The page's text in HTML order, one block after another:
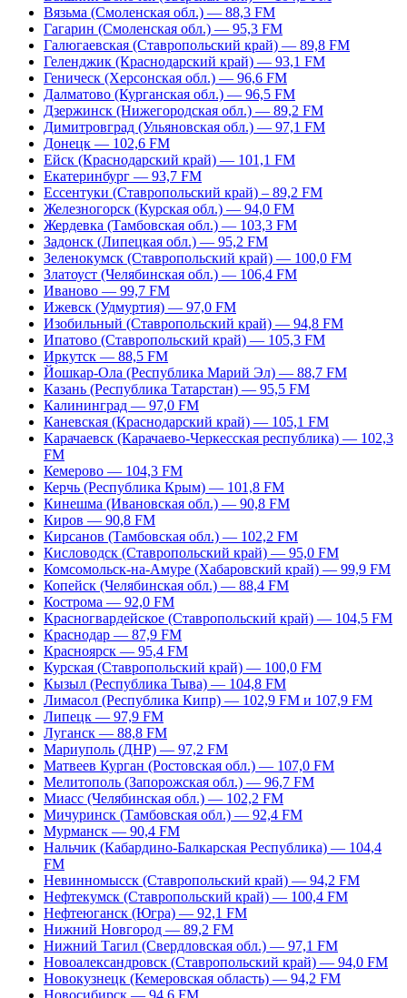
Вязьма (Смоленская обл.) — 88,3 FM
Гагарин (Смоленская обл.) — 95,3 FM
Галюгаевская (Ставропольский край) — 89,8 FM
Геленджик (Краснодарский край) — 93,1 FM
Геническ (Херсонская обл.) — 96,6 FM
Далматово (Курганская обл.) — 96,5 FM
Дзержинск (Нижегородская обл.) — 89,2 FM
Димитровград (Ульяновская обл.) — 97,1 FM
Донецк — 102,6 FM
Ейск (Краснодарский край) — 101,1 FM
Екатеринбург — 93,7 FM
Ессентуки (Ставропольский край) – 89,2 FM
Железногорск (Курская обл.) — 94,0 FM
Жердевка (Тамбовская обл.) — 103,3 FM
Задонск (Липецкая обл.) — 95,2 FM
Зеленокумск (Ставропольский край) — 100,0 FM
Златоуст (Челябинская обл.) — 106,4 FM
Иваново — 99,7 FM
Ижевск (Удмуртия) — 97,0 FM
Изобильный (Ставропольский край) — 94,8 FM
Ипатово (Ставропольский край) — 105,3 FM
Иркутск — 88,5 FM
Йошкар-Ола (Республика Марий Эл) — 88,7 FM
Казань (Республика Татарстан) — 95,5 FM
Калининград — 97,0 FM
Каневская (Краснодарский край) — 105,1 FM
Карачаевск (Карачаево-Черкесская республика) — 102,3
FM
Кемерово — 104,3 FM
Керчь (Республика Крым) — 101,8 FM
Кинешма (Ивановская обл.) — 90,8 FM
Киров — 90,8 FM
Кирсанов (Тамбовская обл.) — 102,2 FM
Кисловодск (Ставропольский край) — 95,0 FM
Комсомольск-на-Амуре (Хабаровский край) — 99,9 FM
Копейск (Челябинская обл.) — 88,4 FM
Кострома — 92,0 FM
Красногвардейское (Ставропольский край) — 104,5 FM
Краснодар — 87,9 FM
Красноярск — 95,4 FM
Курская (Ставропольский край) — 100,0 FM
Кызыл (Республика Тыва) — 104,8 FM
Лимасол (Республика Кипр) — 102,9 FM и 107,9 FM
Липецк — 97,9 FM
Луганск — 88,8 FM
Мариуполь (ДНР) — 97,2 FM
Матвеев Курган (Ростовская обл.) — 107,0 FM
Мелитополь (Запорожская обл.) — 96,7 FM
Миасс (Челябинская обл.) — 102,2 FM
Мичуринск (Тамбовская обл.) — 92,4 FM
Мурманск — 90,4 FM
Нальчик (Кабардино-Балкарская Республика) — 104,4
FM
Невинномысск (Ставропольский край) — 94,2 FM
Нефтекумск (Ставропольский край) — 100,4 FM
Нефтеюганск (Югра) — 92,1 FM
Нижний Новгород — 89,2 FM
Нижний Тагил (Свердловская обл.) — 97,1 FM
Новоалександровск (Ставропольский край) — 94,0 FM
Новокузнецк (Кемеровская область) — 94,2 FM
Новосибирск — 94,6 FM